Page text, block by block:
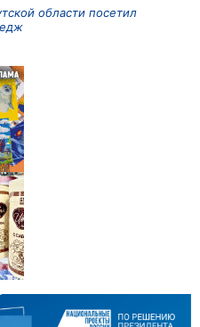
области посетил